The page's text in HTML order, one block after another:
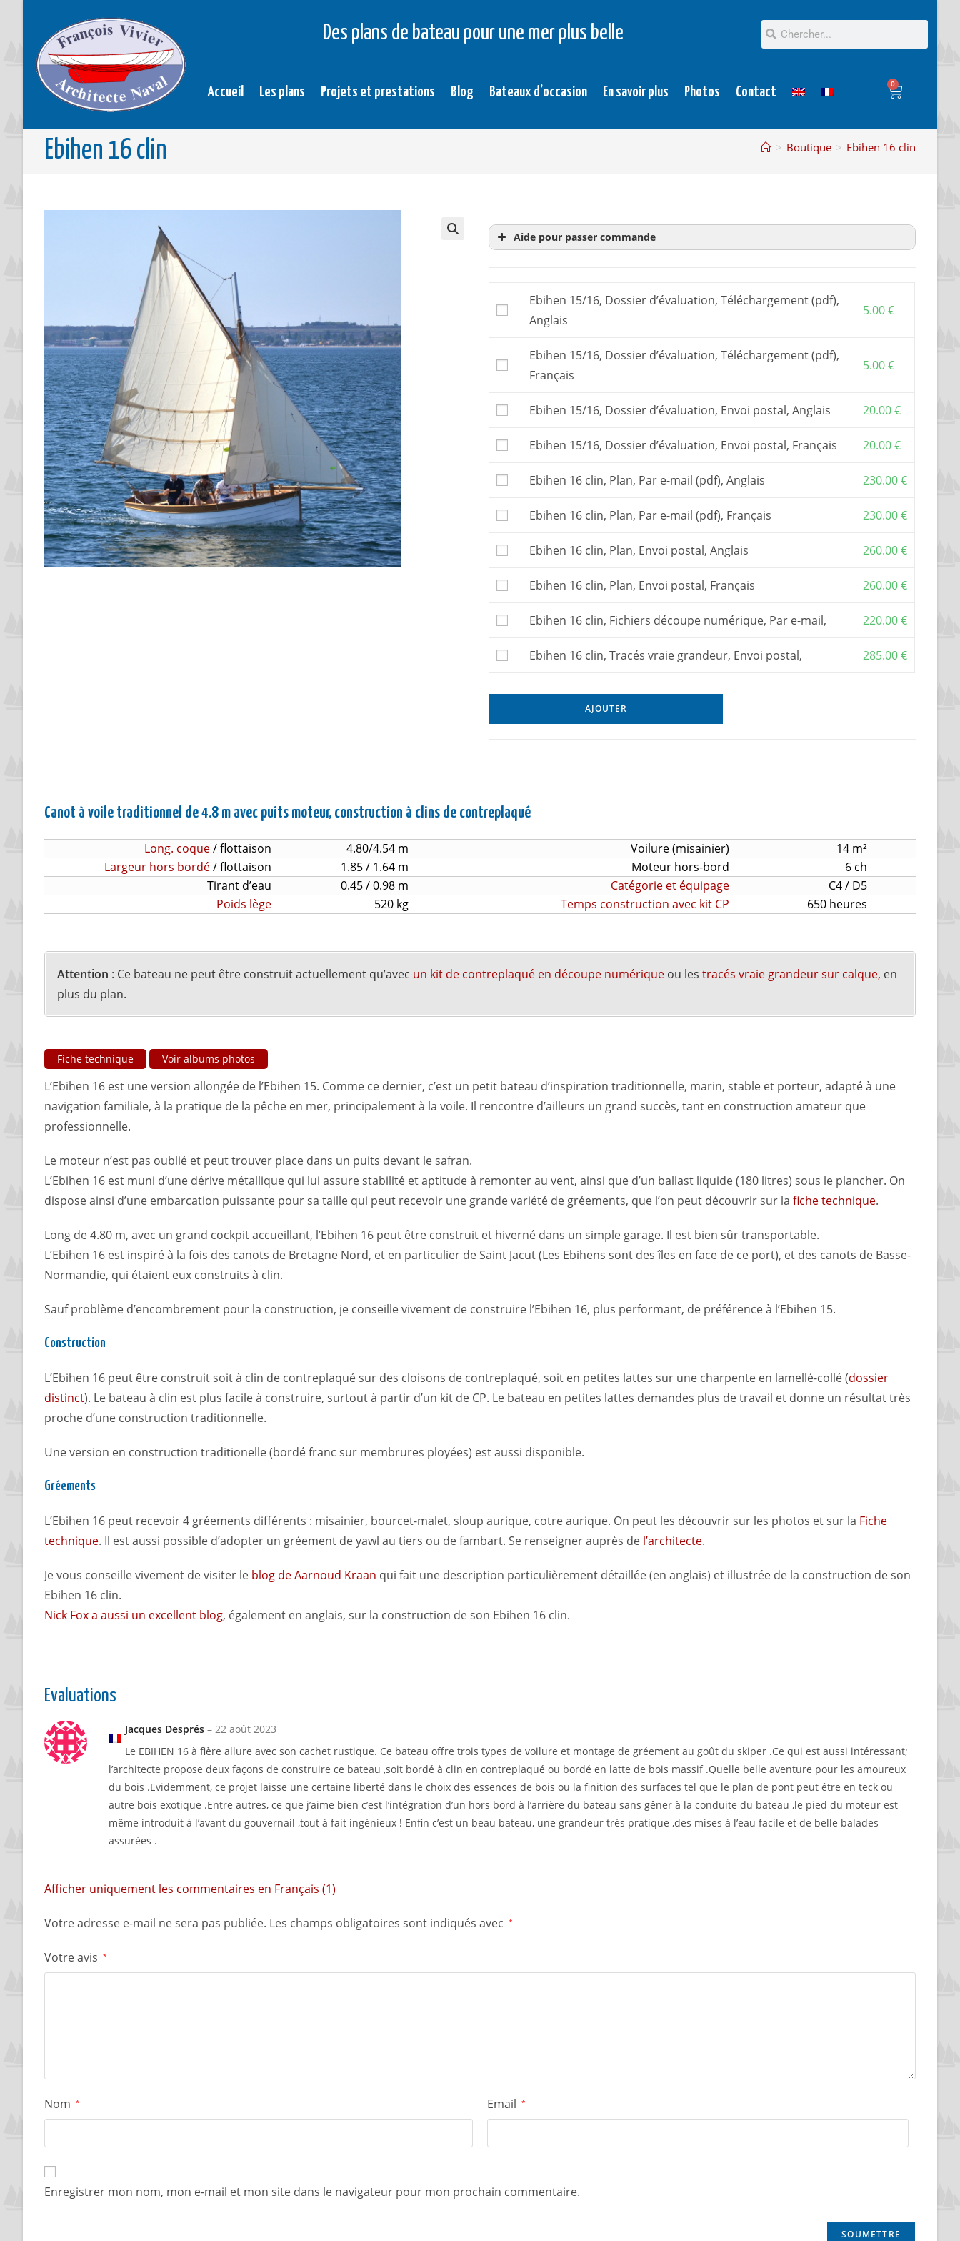
Des plans de bateau pour une mer plus belle
Accueil Les plans Projets et prestations Blog Bateaux d’occasion En savoir plus Photos Contact
0
Ebihen 16 clin > Boutique > Ebihen 16 clin
Aide pour passer commande
Le dossier d’évaluation est commun à toutes les versions et
gréements d’Ebihen 15 et 16.
construire le bateau. Il inclut une assistance par email ou téléphone.
Le plan porte sur toutes les versions de gréement : misainier, bourcet-
Attention : pour construire ce bateau, il vous faut acquérir aussi les
numérique.
faire découper le kit par une entreprise de votre choix.
Les frais postaux et la TVA, si elle s’applique, sont inclus dans les prix
Ebihen 15/16, Dossier d’évaluation, Téléchargement (pdf),
Anglais
5.00€
Ebihen 15/16, Dossier d’évaluation, Téléchargement (pdf),
Français
5.00€
Ebihen 15/16, Dossier d’évaluation, Envoi postal, Anglais 20.00€
Ebihen 15/16, Dossier d’évaluation, Envoi postal, Français 20.00€
Ebihen 16 clin, Plan, Par e-mail (pdf), Anglais 230.00€
Ebihen 16 clin, Plan, Par e-mail (pdf), Français 230.00€
Ebihen 16 clin, Plan, Envoi postal, Anglais 260.00€
Ebihen 16 clin, Plan, Envoi postal, Français 260.00€
Ebihen 16 clin, Fichiers découpe numérique, Par e-mail, 220.00€
Ebihen 16 clin, Tracés vraie grandeur, Envoi postal, 285.00€
AJOUTER
Canot à voile traditionnel de 4.8 m avec puits moteur, construction à clins de contreplaqué
Long. coque/ flottaison 4.80/4.54 m Voilure (misainier)
14 m²
Largeur hors bordé/ flottaison 1.85 / 1.64 m Moteur hors-bord
6 ch
Tirant d’eau
0.45 / 0.98 m Catégorie et équipage
C4 / D5
Poids lège
520 kg Temps construction avec kit CP 650 heures
Attention : Ce bateau ne peut être construit actuellement qu’avec un kit de contreplaqué en découpe numérique ou les tracés vraie grandeur sur calque, en
plus du plan.
Fiche technique Voir albums photos
L’Ebihen 16 est une version allongée de l’Ebihen 15. Comme ce dernier, c’est un petit bateau d’inspiration traditionnelle, marin, stable et porteur, adapté à une
navigation familiale, à la pratique de la pêche en mer, principalement à la voile. Il rencontre d’ailleurs un grand succès, tant en construction amateur que
professionnelle.
Le moteur n’est pas oublié et peut trouver place dans un puits devant le safran.
L’Ebihen 16 est muni d’une dérive métallique qui lui assure stabilité et aptitude à remonter au vent, ainsi que d’un ballast liquide (180 litres) sous le plancher. On
dispose ainsi d’une embarcation puissante pour sa taille qui peut recevoir une grande variété de gréements, que l’on peut découvrir sur la fiche technique.
Long de 4.80 m, avec un grand cockpit accueillant, l’Ebihen 16 peut être construit et hiverné dans un simple garage. Il est bien sûr transportable.
L’Ebihen 16 est inspiré à la fois des canots de Bretagne Nord, et en particulier de Saint Jacut (Les Ebihens sont des îles en face de ce port), et des canots de Basse-
Normandie, qui étaient eux construits à clin.
Sauf problème d’encombrement pour la construction, je conseille vivement de construire l’Ebihen 16, plus performant, de préférence à l’Ebihen 15.
Construction
L’Ebihen 16 peut être construit soit à clin de contreplaqué sur des cloisons de contreplaqué, soit en petites lattes sur une charpente en lamellé-collé (dossier
distinct). Le bateau à clin est plus facile à construire, surtout à partir d’un kit de CP. Le bateau en petites lattes demandes plus de travail et donne un résultat très
proche d’une construction traditionnelle.
Une version en construction traditionelle (bordé franc sur membrures ployées) est aussi disponible.
Gréements
L’Ebihen 16 peut recevoir 4 gréements différents : misainier, bourcet-malet, sloup aurique, cotre aurique. On peut les découvrir sur les photos et sur la Fiche
technique. Il est aussi possible d’adopter un gréement de yawl au tiers ou de fambart. Se renseigner auprès de l’architecte.
Je vous conseille vivement de visiter le blog de Aarnoud Kraan qui fait une description particulièrement détaillée (en anglais) et illustrée de la construction de son
Ebihen 16 clin.
Nick Fox a aussi un excellent blog, également en anglais, sur la construction de son Ebihen 16 clin.
Evaluations
Jacques Després – 22 août 2023
Le EBIHEN 16 à fière allure avec son cachet rustique. Ce bateau offre trois types de voilure et montage de gréement au goût du skiper .Ce qui est aussi intéressant;
l’architecte propose deux façons de construire ce bateau ,soit bordé à clin en contreplaqué ou bordé en latte de bois massif .Quelle belle aventure pour les amoureux
du bois .Evidemment, ce projet laisse une certaine liberté dans le choix des essences de bois ou la finition des surfaces tel que le plan de pont peut être en teck ou
autre bois exotique .Entre autres, ce que j’aime bien c’est l’intégration d’un hors bord à l’arrière du bateau sans gêner à la conduite du bateau ,le pied du moteur est
même introduit à l’avant du gouvernail ,tout à fait ingénieux ! Enfin c’est un beau bateau, une grandeur très pratique ,des mises à l’eau facile et de belle balades
assurées .
Afficher uniquement les commentaires en Français (1)
Votre adresse e-mail ne sera pas publiée. Les champs obligatoires sont indiqués avec *
Votre avis *
Nom * Email *
Enregistrer mon nom, mon e-mail et mon site dans le navigateur pour mon prochain commentaire.